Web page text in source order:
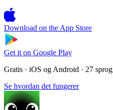
Download on the App Store
Get it on Google Play
Gratis · iOS og Android · 27 sprog
Se hvordan det fungerer